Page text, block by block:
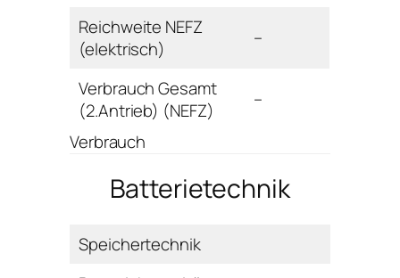
Reichweite NEFZ
(elektrisch)
–
Verbrauch Gesamt
(2.Antrieb) (NEFZ)
–
Verbrauch
Batterietechnik
Speichertechnik